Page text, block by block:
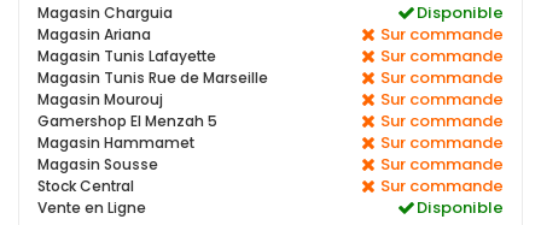
Magasin Charguia Disponible
Magasin Ariana Sur commande
Magasin Tunis Lafayette Sur commande
Magasin Tunis Rue de Marseille Sur commande
Magasin Mourouj Sur commande
Gamershop El Menzah 5 Sur commande
Magasin Hammamet Sur commande
Magasin Sousse Sur commande
Stock Central Sur commande
Vente en Ligne Disponible